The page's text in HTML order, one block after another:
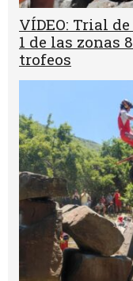
VÍDEO: Trial
1 de las zonas
trofeos